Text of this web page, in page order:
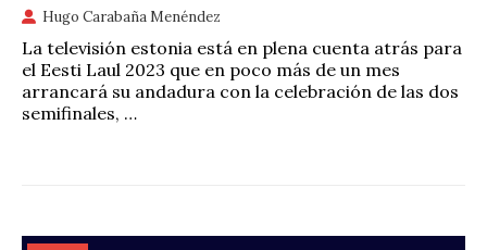
Hugo Carabaña Menéndez
La televisión estonia está en plena cuenta atrás para
el Eesti Laul 2023 que en poco más de un mes
arrancará su andadura con la celebración de las dos
semifinales, …